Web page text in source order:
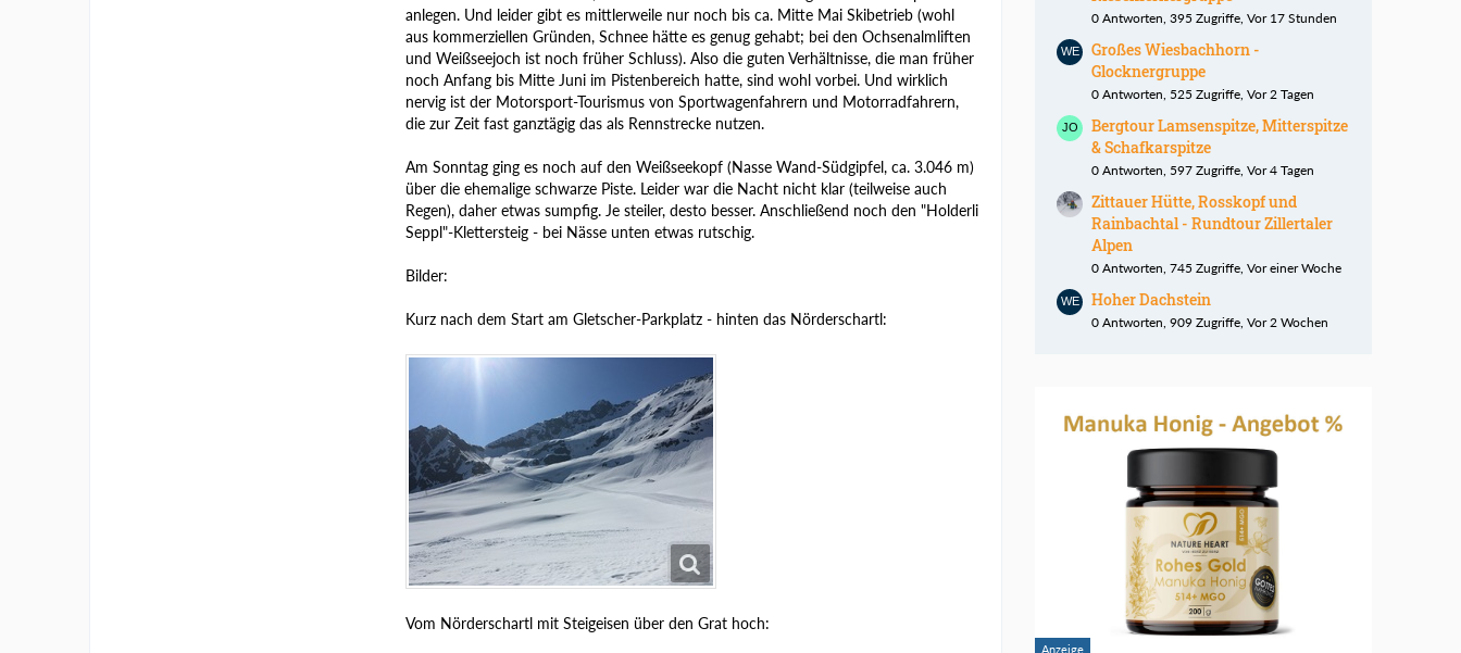
anlegen. Und leider gibt es mittlerweile nur noch bis ca. Mitte Mai Skibetrieb (wohl
aus kommerziellen Gründen, Schnee hätte es genug gehabt; bei den Ochsenalmliften
und Weißseejoch ist noch früher Schluss). Also die guten Verhältnisse, die man früher
noch Anfang bis Mitte Juni im Pistenbereich hatte, sind wohl vorbei. Und wirklich
nervig ist der Motorsport-Tourismus von Sportwagenfahrern und Motorradfahrern,
die zur Zeit fast ganztägig das als Rennstrecke nutzen.
Am Sonntag ging es noch auf den Weißseekopf (Nasse Wand-Südgipfel, ca. 3.046 m)
über die ehemalige schwarze Piste. Leider war die Nacht nicht klar (teilweise auch
Regen), daher etwas sumpfig. Je steiler, desto besser. Anschließend noch den "Holderli
Seppl"-Klettersteig - bei Nässe unten etwas rutschig.
Bilder:
Kurz nach dem Start am Gletscher-Parkplatz - hinten das Nörderschartl:
Vom Nörderschartl mit Steigeisen über den Grat hoch:
0 Antworten, 395 Zugriffe, Vor 17 Stunden
Großes Wiesbachhorn -
Glocknergruppe
0 Antworten, 525 Zugriffe, Vor 2 Tagen
Bergtour Lamsenspitze, Mitterspitze
& Schafkarspitze
0 Antworten, 597 Zugriffe, Vor 4 Tagen
Zittauer Hütte, Rosskopf und
Rainbachtal - Rundtour Zillertaler
Alpen
0 Antworten, 745 Zugriffe, Vor einer Woche
Hoher Dachstein
0 Antworten, 909 Zugriffe, Vor 2 Wochen